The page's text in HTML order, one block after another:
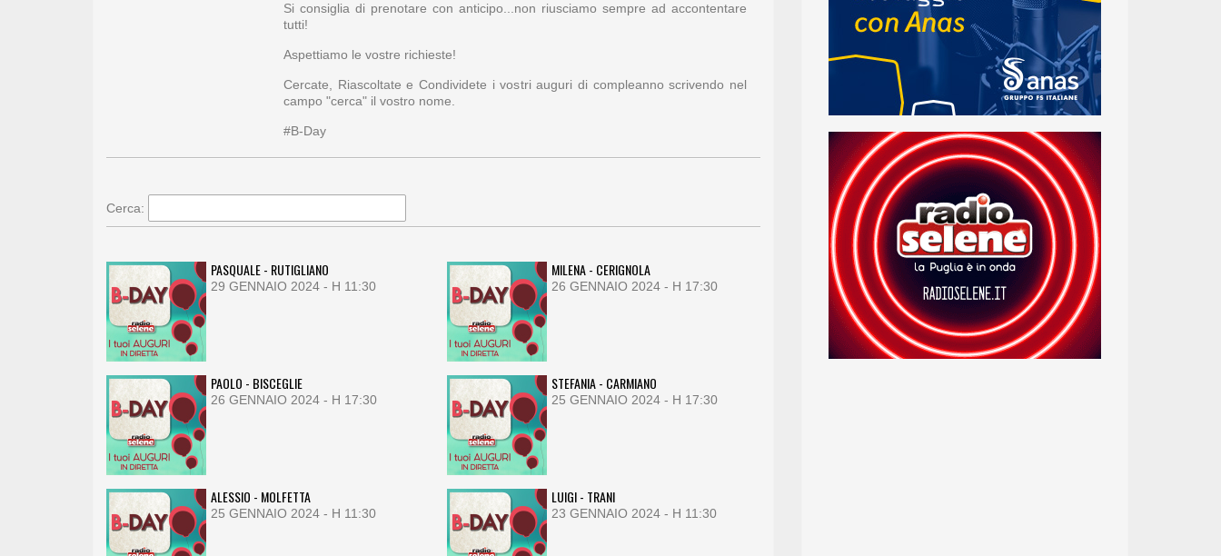
Si consiglia di prenotare con anticipo...non riusciamo sempre ad accontentare
tutti!
Aspettiamo le vostre richieste!
Cercate, Riascoltate e Condividete i vostri auguri di compleanno scrivendo nel
campo "cerca" il vostro nome.
#B-Day
Cerca:
PASQUALE - RUTIGLIANO
29 GENNAIO 2024 - H 11:30
MILENA - CERIGNOLA
26 GENNAIO 2024 - H 17:30
PAOLO - BISCEGLIE
26 GENNAIO 2024 - H 17:30
STEFANIA - CARMIANO
25 GENNAIO 2024 - H 17:30
ALESSIO - MOLFETTA
25 GENNAIO 2024 - H 11:30
LUIGI - TRANI
23 GENNAIO 2024 - H 11:30